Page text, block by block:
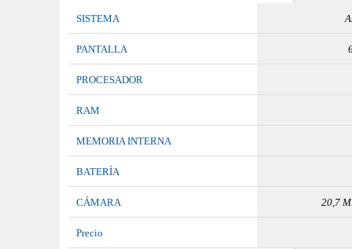
SISTEMA
PANTALLA
PROCESADOR
RAM
MEMORIA INTERNA
BATERÍA
CÁMARA 20,7
Precio